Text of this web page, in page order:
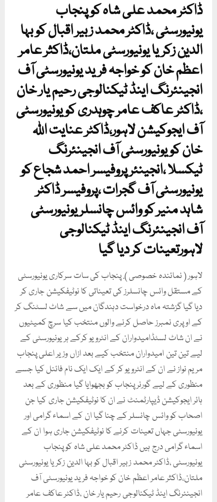
ڈاکٹر محمد علی شاہ کو پنجاب
یونیورسٹی ،ڈاکٹر محمد زبیر اقبال کو بہا
الدین زکریا یونیورسٹی ملتان،ڈاکثر عامر
اعظم خان کو خواجہ فرید یونیورسٹی آف
انجینئرنگ اینڈ ٹیکنالوجی رحیم یار خان
،ڈاکٹر عاکف عامر چوہدری کو یونیورسٹی
آف ایجوکیشن لاہور،ڈاکٹر عنایت اللہ
خان کو یونیورسٹی آف انجینئرنگ
ٹیکسلا ،انجینئر پروفیسر احمد شجاع کو
یونیورسٹی آف گجرات ،پروفیسر ڈاکٹر
شاہد منیر کو وائس چانسلر یونیورسٹی
آف انجینئرنگ اینڈ ٹیکنالوجی
لاہورتعینات کر دیا گیا
لاہور ( نمائندہ خصوصی ). پنجاب کی سات سرکاری یونیورسٹی
کے مستقل وائس چانسلرز کی تعیناتی کا نوٹیفکیشن جاری کر
دیا گیا گزشتہ ماہ درخواست دہندگان میں سے شاٹ لسٹنگ کر
کے اوپری نمبرز حاصل کرنے والوں منتخب کیا سرچ کمیٹیوں
نے ان شاٹ لسٹڈامیدواران کے انٹرویو کرکے ہر یونیورسٹی کے
لیے تین تین امیدواران منتخب کیے بعد ازاں وزیر اعلی پنجاب
مریم نواز نے ان کے انٹرویو کر کے ایک ایک نام فائنل کیا جسے
منظوری کے لیے گورنر پنجاب کو بجھوایا گیا منظوری کے بعد
ہائر ایجوکیشن ڈیپارٹمنٹ نے ان کا نوٹیفکیشن جاری کیا جن
اصحاب کو وائس چانسلر کے چنا گیا ان کے اسماء گرامی اور
یونیورسٹی جہاں تعینات کرنے کا نوٹیفکیشن جاری ہوا ان کے
اسماء گرامی درج ہیں ڈاکٹر محمد علی شاہ کو پنجاب
یونیورسٹی ،ڈاکٹر محمد زبیر اقبال کو بہا الدین زکریا یونیورسٹی
ملتان،ڈاکثر عامر اعظم خان کو خواجہ فرید یونیورسٹی آف
انجینئرنگ اینڈ ٹیکنالوجی رحیم یار خان ،ڈاکٹر عاکف عامر